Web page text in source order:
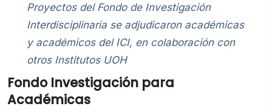
Proyectos del Fondo de Investigación
Interdisciplinaria se adjudicaron académicas
y académicos del ICI, en colaboración con
otros Institutos UOH
Fondo Investigación para
Académicas